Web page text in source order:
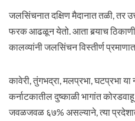
जलसिंचनात दक्षिण मैदानात तळी, तर
फरक आढळून येतो. आता बर्‍याच
कालव्यांनी जलसिंचन विस्तीर्ण
कावेरी, तुंगभद्रा, मलप्रभा, घटप्रभा या
कर्नाटकातील दुष्काळी भागांत
जवळजवळ ६७% असल्याने, त्या